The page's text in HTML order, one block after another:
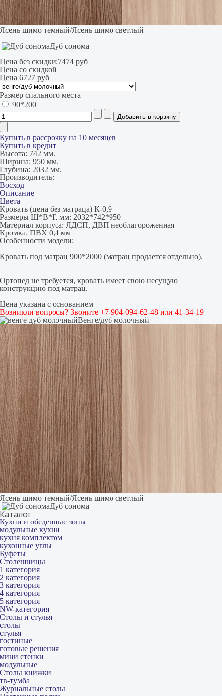
Ясень шимо темный/Ясень шимо светлый
Дуб сонома
Цена без скидки:7474 руб
Цена со скидкой
Цена 6727 руб
Размер спального места
90*200
Купить в рассрочку на 10 месяцев
Купить в кредит
Высота: 742 мм.
Ширина: 950 мм.
Глубина: 2032 мм.
Производитель:
Восход
Описание
Цвета
Кровать (цена без матраца) К-0,9
Размеры Ш*В*Г, мм: 2032*742*950
Материал корпуса: ЛДСП, ДВП необлагороженная
Кромка: ПВХ 0,4 мм
Особенности модели:
Кровать под матрац 900*2000 (матрац продается отдельно).
Ортопед не требуется, кровать имеет свою несущую
конструкцию под матрац.
Цена указана с основанием
Возникли вопросы? Звоните +7-904-094-62-48 или 41-34-19
Венге/дуб молочный
Ясень шимо темный/Ясень шимо светлый
Дуб сонома
Каталог
Кухни и обеденные зоны
модульные кухни
кухня комплектом
кухонные углы
Буфеты
Столешницы
1 категория
2 категория
3 категория
4 категория
5 категория
NW-категория
Столы и стулья
столы
стулья
гостиные
готовые решения
мини стенки
модульные
Столы книжки
тв-тумба
Журнальные столы